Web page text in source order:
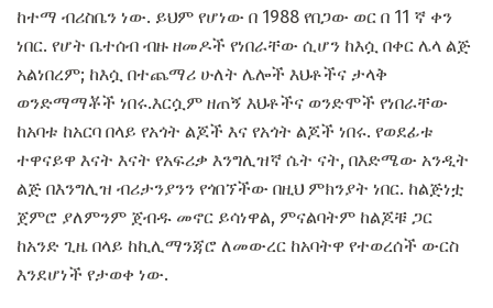
ከተማ ብሪስቤን ነው. ይህም የሆነው በ 1988 የበጋው ወር በ 11 ኛ ቀን
ነበር. የሆት ቤተሰብ ብዙ ዘመዶች የነበራቸው ሲሆን ከእሷ በቀር ሌላ ልጅ
አልነበረም; ከእሷ በተጨማሪ ሁለት ሌሎች እህቶችና ታላቅ
ወንድማማቾች ነበሩ.እርሷም ዘጠኝ እህቶችና ወንድሞች የነበራቸው
ከአባቱ ከአርባ በላይ የአጎት ልጆች እና የአጎት ልጆች ነበሩ. የወደፊቱ
ተዋናይዋ እናት እናት የአፍሪቃ እንግሊዝኛ ሴት ናት, በእድሜው አንዲት
ልጅ በእንግሊዝ ብሪታንያንን የጎበኘችው በዚህ ምክንያት ነበር. ከልጅነቷ
ጀምሮ ያለምንም ጀብዱ መኖር ይሳነዋል, ምናልባትም ከልጆቹ ጋር
ከአንድ ጊዜ በላይ ከኪሊማንጃሮ ለመውረር ከአባትዋ የተወረሰች ውርስ
እንደሆነች የታወቀ ነው.